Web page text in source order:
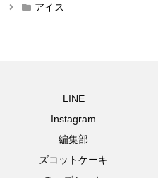
アイス
LINE
Instagram
編集部
ズコットケーキ